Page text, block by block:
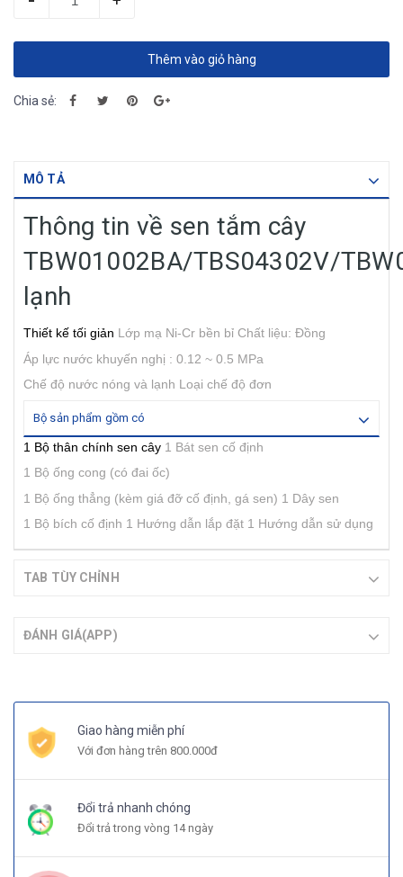
Thêm vào giỏ hàng
Chia sẻ:
MÔ TẢ
Thông tin về sen tắm cây
TBW01002BA/TBS04302V/
lạnh
Thiết kế tối giản Lớp mạ Ni-Cr bền bỉ Chất liệu: Đồng
Áp lực nước khuyến nghị : 0.12 ~ 0.5 MPa
Chế độ nước nóng và lạnh Loại chế độ đơn
Bộ sản phẩm gồm có
1 Bộ thân chính sen cây 1 Bát sen cố định
1 Bộ ống cong (có đai ốc)
1 Bộ ống thẳng (kèm giá đỡ cố định, gá sen) 1 Dây sen
1 Bộ bích cố định 1 Hướng dẫn lắp đặt 1 Hướng dẫn sử dụng
TAB TÙY CHỈNH
ĐÁNH GIÁ(APP)
Giao hàng miễn phí
Với đơn hàng trên 800.000đ
Đổi trả nhanh chóng
Đổi trả trong vòng 14 ngày